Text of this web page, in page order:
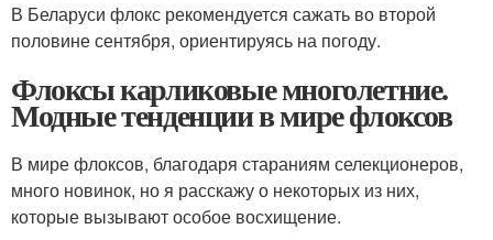
В Беларуси флокс рекомендуется сажать во второй
половине сентября, ориентируясь на погоду.
Флоксы карликовые многолетние.
Модные тенденции в мире флоксов
В мире флоксов, благодаря стараниям селекционеров,
много новинок, но я расскажу о некоторых из них,
которые вызывают особое восхищение.